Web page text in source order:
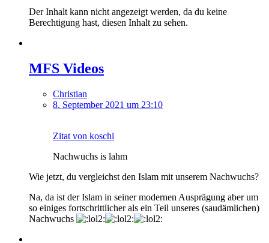
Der Inhalt kann nicht angezeigt werden, da du keine
Berechtigung hast, diesen Inhalt zu sehen.
MFS Videos
Christian
8. September 2021 um 23:10
Zitat von koschi
Nachwuchs is lahm
Wie jetzt, du vergleichst den Islam mit unserem Nachwuchs?
Na, da ist der Islam in seiner modernen Ausprägung aber um
so einiges fortschrittlicher als ein Teil unseres (saudämlichen)
Nachwuchs